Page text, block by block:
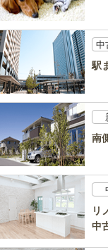
中
駅
南
リ
中